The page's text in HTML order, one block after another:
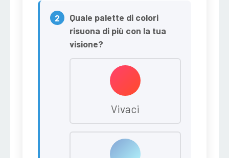
Quale palette di colori
risuona di più con la tua
visione?
Vivaci